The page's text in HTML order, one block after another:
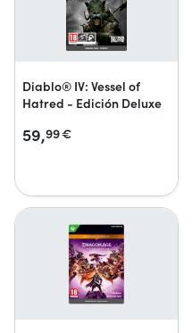
Diablo® IV: Vessel of
Hatred - Edición Deluxe
59,99€